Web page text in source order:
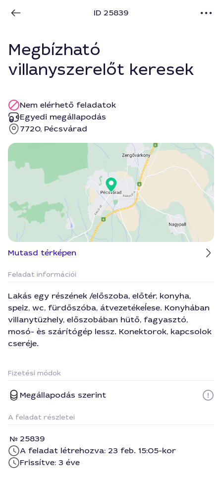
ID 25839
Megbízható
villanyszerelőt keresek
Nem elérhető feladatok
Egyedi megállapodás
7720, Pécsvárad
Mutasd térképen
Feladat információi
Lakás egy részének /előszoba, előtér, konyha,
speiz, wc, fürdőszóba, átvezetékeĺese. Konyhában
villanytüzhely, előszobában hütő, fagyasztó,
mosó- ès szárítógép lessz. Konektorok, kapcsolok
cseréje.
Fizetési módok
Megállapodás szerint
A feladat részletei
25839
A feladat létrehozva: 23 feb. 15:05-kor
Frissítve: 3 éve